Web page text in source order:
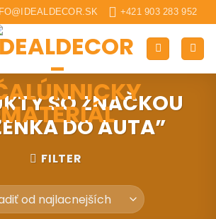
+421 903 283 952
SO ZNAČKOU
DO AUTA”
FILTER